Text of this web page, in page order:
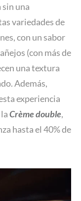
una
variedades de
con un sabor
(con más de
una textura
Además,
experiencia
Crème double,
hasta el 40% de